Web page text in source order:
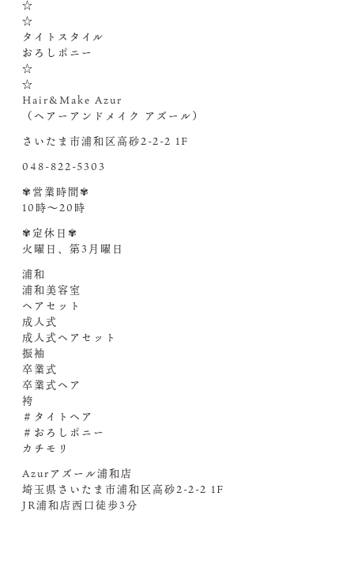
☆
☆
タイトスタイル
おろしポニー
☆
☆
Hair&Make Azur
（ヘアーアンドメイク アズール）
さいたま市浦和区高砂2-2-2 1F
048-822-5303
✾営業時間✾
10時〜20時
✾定休日✾
火曜日、第3月曜日
浦和
浦和美容室
ヘアセット
成人式
成人式ヘアセット
振袖
卒業式
卒業式ヘア
袴
＃タイトヘア
＃おろしポニー
カチモリ
Azurアズール浦和店
埼玉県さいたま市浦和区高砂2-2-2 1F
JR浦和店西口徒歩3分